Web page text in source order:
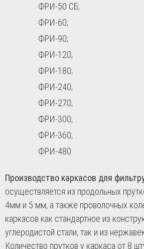
ФРИ-50 СБ;
ФРИ-60;
ФРИ-90;
ФРИ-120;
ФРИ-180;
ФРИ-240;
ФРИ-270;
ФРИ-300;
ФРИ-360;
ФРИ-480.
Производство каркасов для
осуществляется из продольных
4мм и 5 мм, а также проволочных
каркасов как стандартное из
углеродистой стали, так и из
Количество прутков у каркаса от 8